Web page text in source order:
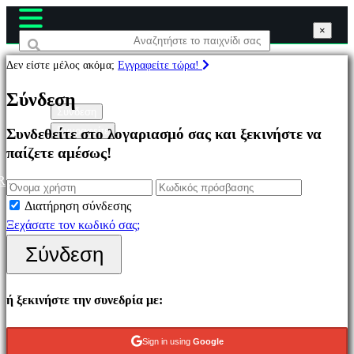
Παιχνίδια
Επιλεγμένο
Νέα
παιχνίδια
Παιχνίδια
παίξετε
δωρεάν
Σύνδεση
Εγγραφείτε
×
Δεν είστε μέλος ακόμα; Εγγραφείτε τώρα!
Σύνδεση
Συνδεθείτε στο λογαριασμό σας και ξεκινήστε να
παίζετε αμέσως!
Διατήρηση σύνδεσης
Ξεχάσατε τον κωδικό σας;
Σύνδεση
ή ξεκινήστε την συνεδρία με:
Sign in using Google
×
×